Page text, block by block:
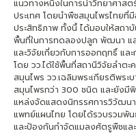
แนวทางหนึ่งในการนำวิทยาศาส
ประเทศ โดยนำพืชสมุนไพรไทยที่
ประสิทธิภาพ ทั้งนี้ ได้มอบให้สถา
พื้นที่ในการทดลองปลูก พัฒนา แ
และวิจัยเกี่ยวกับการออกฤทธิ์ แล
โดย วว.ได้ใช้พื้นที่สถานีวิจัยลำต
สมุนไพร วว.เฉลิมพระเกียรติพระ
สมุนไพรกว่า 300 ชนิด และยัง
แหล่งจัดแสดงนิทรรศการวิวัฒนา
แพทย์แผนไทย โดยได้รวบรวมพั
และป้องกันกำจัดแมลงศัตรูพืชแล